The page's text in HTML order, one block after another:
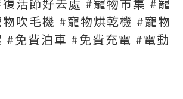
吹毛機 #寵物烘乾機 #寵物
#免費泊車 #免費充電 #電動